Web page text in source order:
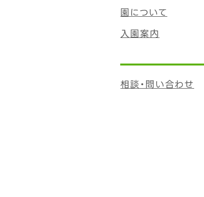
園について
入園案内
相談・問い合わせ